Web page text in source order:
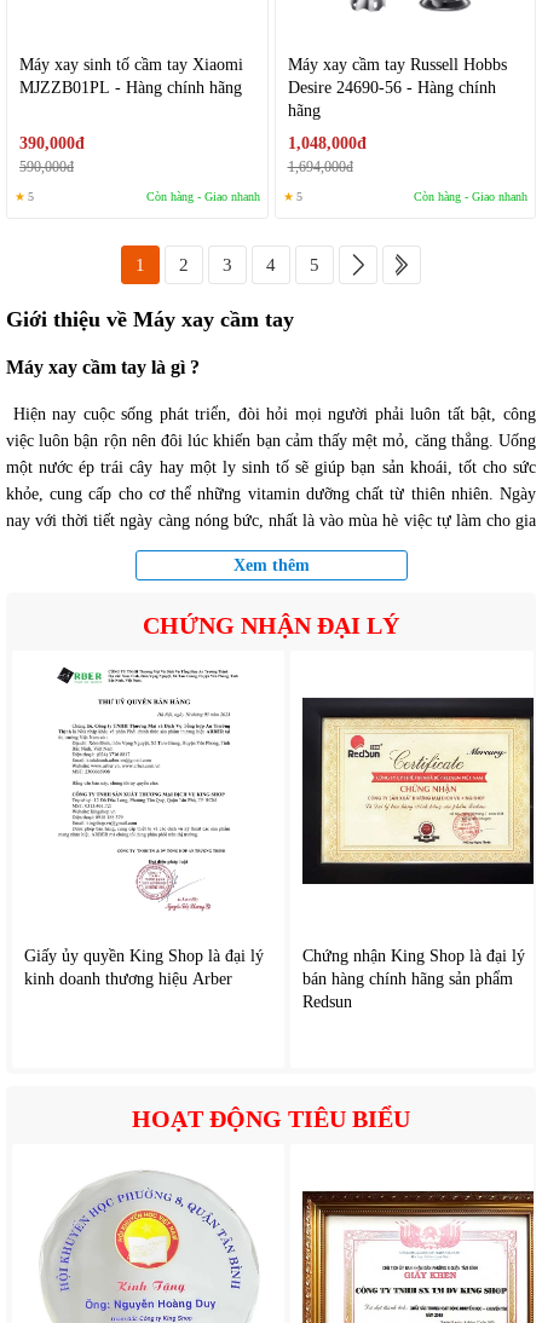
Máy xay sinh tố cầm tay Xiaomi
MJZZB01PL - Hàng chính hãng
390,000đ
590,000đ
★ 5 Còn hàng - Giao nhanh
Máy xay cầm tay Russell Hobbs
Desire 24690-56 - Hàng chính
hãng
1,048,000đ
1,694,000đ
★ 5 Còn hàng - Giao nhanh
1 2 3 4 5
Giới thiệu về Máy xay cầm tay
Máy xay cầm tay là gì ?
Hiện nay cuộc sống phát triển, đòi hỏi mọi người phải luôn tất bật, công
việc luôn bận rộn nên đôi lúc khiến bạn cảm thấy mệt mỏ, căng thẳng. Uống
một nước ép trái cây hay một ly sinh tố sẽ giúp bạn sản khoái, tốt cho sức
khỏe, cung cấp cho cơ thể những vitamin dưỡng chất từ thiên nhiên. Ngày
nay với thời tiết ngày càng nóng bức, nhất là vào mùa hè việc tự làm cho gia
đình mình ly sinh tố để giải khát những buổi trưa hoặc buổi sáng sẽ không
còn khó khăn gì nhiều vì đã có sự trợ giúp của máy xay cầm tay thế hệ mới,
, các loại cháo cho em bé, làm các món súp rau củ cho món khai
thể làm ra những món ăn hay nước uống tươi ngon và bổ dưỡng. Đối với
những người bận rộn không có thời gian ra các quán nước, quán sinh tố hay
là muốn tiết kiệm chi phí cho gia đình, vừa đảm bảo chất lượng vừa hợp vệ
sinh thì sáng sáng chúng ta có thể tự chuẩn bị nguyên liệu trước để trong tủ
lạnh, để lúc cần thiết như buồi trưa hoặc tối thì chúng ta đã có thể làm cho
mình một ly sinh tố thơm ngon mà không cần phải ra quán nước, với thời
gian nhanh gọn để chế được một ly sinh tố hay làm ra những món ăn khai vị
chất lượng thì không thề thiếu 1 thiết bị được nhiều người tin dùng đó là
bạn giải quyết vấn đề nhanh chóng, với nhiều người khó tính thì họ cần đảm
bảo vệ sinh và chất lượng tươi ngon thì việc trang bị cho mình một chiếc
Một số ưu và nhược điểm của máy xay cầm tay
Ưu điểm của máy xay cầm tay :
- Máy xay cầm tay có thiết kế đẹp mắt, kiểu dáng hiện đại, kết hợp với nhiều
tông màu, tất cả góp phần tô điểm thêm cho gian bếp nhà bạn. Không chỉ
vậy, chất liệu làm nên máy cũng vô cùng chắc chắn với nhựa chịu lực, chống
Xem thêm
CHỨNG NHẬN ĐẠI LÝ
Giấy ủy quyền King Shop là đại lý
kinh doanh thương hiệu Arber
Chứng nhận King Shop là đại lý
bán hàng chính hãng sản phẩm
Redsun
HOẠT ĐỘNG TIÊU BIỂU